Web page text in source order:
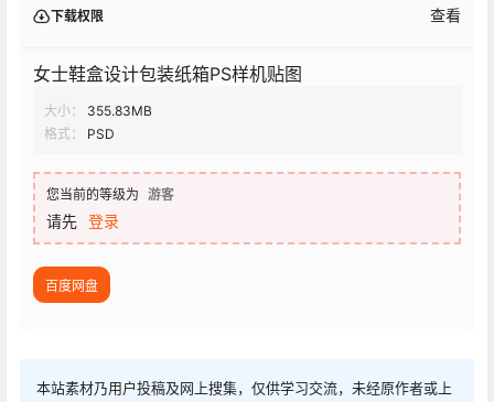
下载权限 查看
女士鞋盒设计包装纸箱PS样机贴图
大小：
355.83MB
格式：
PSD
您当前的等级为 游客
请先 登录
百度网盘
本站素材乃用户投稿及网上搜集，仅供学习交流，未经原作者或上